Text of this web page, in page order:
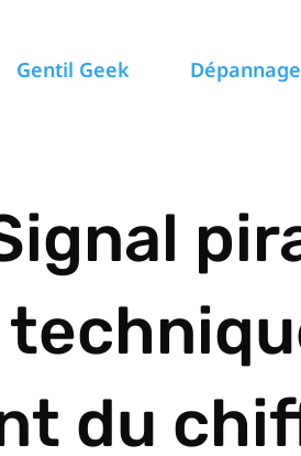
Gentil Geek Dépannage
du